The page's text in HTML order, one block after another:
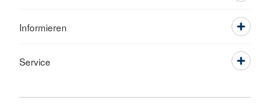
Informieren
Service